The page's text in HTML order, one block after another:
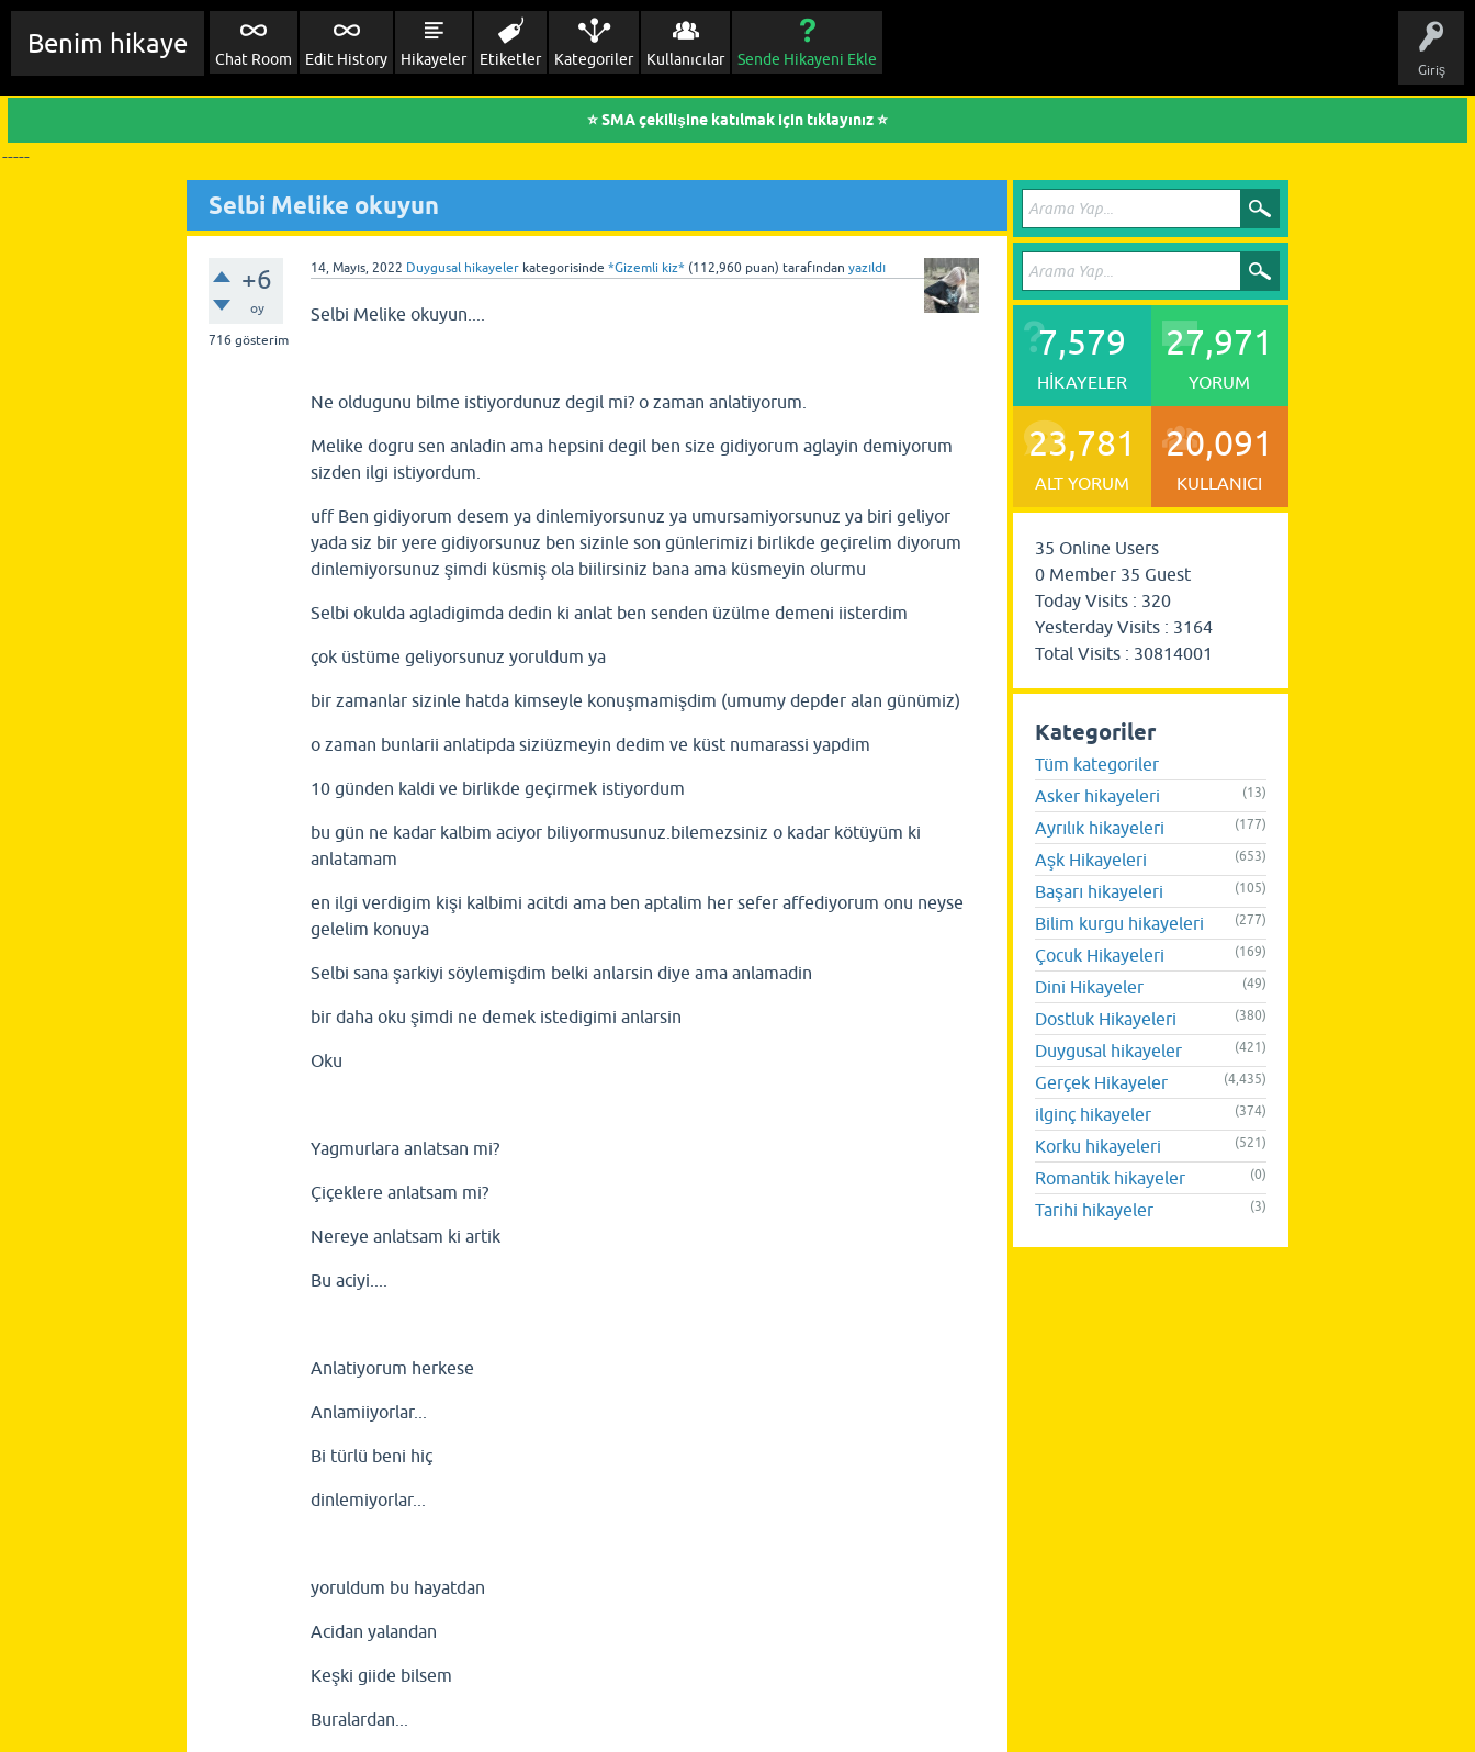
Giriş
Benim hikaye
Chat Room Edit History Hikayeler Etiketler Kategoriler Kullanıcılar Sende Hikayeni Ekle
⭐ SMA çekilişine katılmak için tıklayınız ⭐
-----
Selbi Melike okuyun
+6
oy
716 gösterim
14, Mayıs, 2022 Duygusal hikayeler kategorisinde *Gizemli kiz* (112,960 puan) tarafından yazıldı
Selbi Melike okuyun....
Ne oldugunu bilme istiyordunuz degil mi? o zaman anlatiyorum.
Melike dogru sen anladin ama hepsini degil ben size gidiyorum aglayin demiyorum
sizden ilgi istiyordum.
uff Ben gidiyorum desem ya dinlemiyorsunuz ya umursamiyorsunuz ya biri geliyor
yada siz bir yere gidiyorsunuz ben sizinle son günlerimizi birlikde geçirelim diyorum
dinlemiyorsunuz şimdi küsmiş ola biilirsiniz bana ama küsmeyin olurmu
Selbi okulda agladigimda dedin ki anlat ben senden üzülme demeni iisterdim
çok üstüme geliyorsunuz yoruldum ya
bir zamanlar sizinle hatda kimseyle konuşmamişdim (umumy depder alan günümiz)
o zaman bunlarii anlatipda siziüzmeyin dedim ve küst numarassi yapdim
10 günden kaldi ve birlikde geçirmek istiyordum
bu gün ne kadar kalbim aciyor biliyormusunuz.bilemezsiniz o kadar kötüyüm ki
anlatamam
en ilgi verdigim kişi kalbimi acitdi ama ben aptalim her sefer affediyorum onu neyse
gelelim konuya
Selbi sana şarkiyi söylemişdim belki anlarsin diye ama anlamadin
bir daha oku şimdi ne demek istedigimi anlarsin
Oku
Yagmurlara anlatsan mi?
Çiçeklere anlatsam mi?
Nereye anlatsam ki artik
Bu aciyi....
Anlatiyorum herkese
Anlamiiyorlar...
Bi türlü beni hiç
dinlemiyorlar...
yoruldum bu hayatdan
Acidan yalandan
Keşki giide bilsem
Buralardan...
7,579
HIKAYELER
27,971
YORUM
23,781
ALT YORUM
20,091
KULLANICI
35 Online Users
0 Member 35 Guest
Today Visits : 320
Yesterday Visits : 3164
Total Visits : 30814001
Kategoriler
Tüm kategoriler
Asker hikayeleri
(13)
Ayrılık hikayeleri (177)
Aşk Hikayeleri (653)
Başarı hikayeleri (105)
Bilim kurgu hikayeleri (277)
Çocuk Hikayeleri (169)
Dini Hikayeler (49)
Dostluk Hikayeleri (380)
Duygusal hikayeler (421)
Gerçek Hikayeler (4,435)
ilginç hikayeler (374)
Korku hikayeleri (521)
Romantik hikayeler (0)
Tarihi hikayeler (3)